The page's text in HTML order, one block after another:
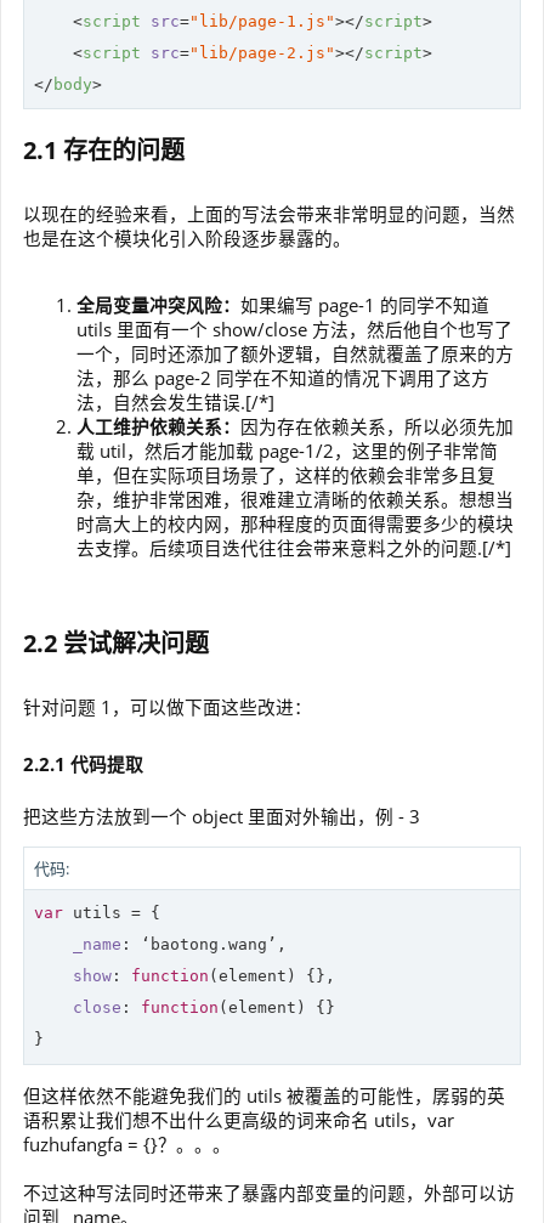
<script src="lib/page-1.js"></script>
<script src="lib/page-2.js"></script>
</ body>
2.1 存在的问题
以现在的经验来看，上面的写法会带来非常明显的问题，当然
也是在这个模块化引入阶段逐步暴露的。
全局变量冲突风险： 如果编写 page-1 的同学不知道
utils 里面有一个 show/close 方法，然后他自个也写了
一个，同时还添加了额外逻辑，自然就覆盖了原来的方
法，那么 page-2 同学在不知道的情况下调用了这方
法，自然会发生错误.[/*]
人工维护依赖关系： 因为存在依赖关系，所以必须先加
载 util，然后才能加载 page-1/2，这里的例子非常简
单，但在实际项目场景了，这样的依赖会非常多且复
杂，维护非常困难，很难建立清晰的依赖关系。想想当
时高大上的校内网，那种程度的页面得需要多少的模块
去支撑。后续项目迭代往往会带来意料之外的问题.[/*]
2.2 尝试解决问题
针对问题 1，可以做下面这些改进：
2.2.1 代码提取
把这些方法放到一个 object 里面对外输出，例 - 3
代码:
var utils = {
_name : ‘baotong.wang’,
show : function ( element ) {},
close : function ( element ) {}
}
但这样依然不能避免我们的 utils 被覆盖的可能性，孱弱的英
语积累让我们想不出什么更高级的词来命名 utils，var
fuzhufangfa = {}？。。。
不过这种写法同时还带来了暴露内部变量的问题，外部可以访
问到 _name。